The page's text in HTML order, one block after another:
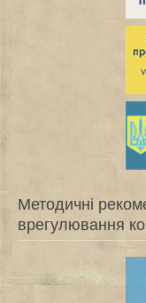
Методичні
врегулювання